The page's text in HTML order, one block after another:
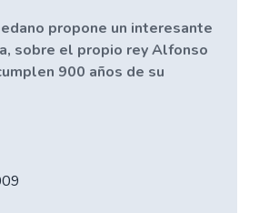
propone un interesante
sobre el propio rey Alfonso
900 años de su